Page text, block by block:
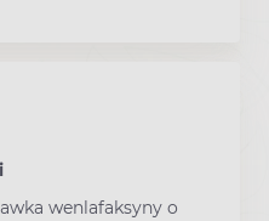
wenlafaksyny o